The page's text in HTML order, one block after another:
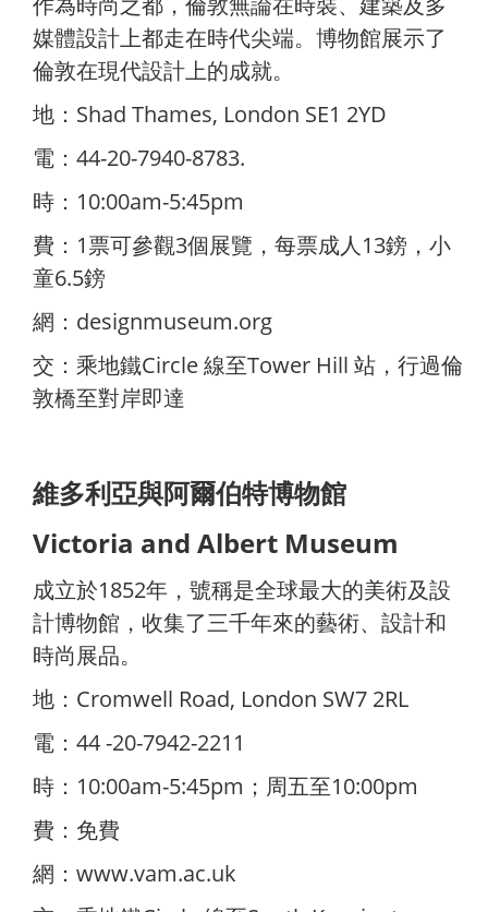
媒體設計上都走在時代尖端。博物館展示了
倫敦在現代設計上的成就。
地：Shad Thames, London SE1 2YD
電：44-20-7940-8783.
時：10:00am-5:45pm
費：1票可參觀3個展覽，每票成人13鎊，小
童6.5鎊
網： designmuseum.org
交：乘地鐵Circle 線至Tower Hill 站，行過倫
敦橋至對岸即達
維多利亞與阿爾伯特博物館
Victoria and Albert Museum
成立於1852年，號稱是全球最大的美術及設
計博物館，收集了三千年來的藝術、設計和
時尚展品。
地：Cromwell Road, London SW7 2RL
電：44 -20-7942-2211
時：10:00am-5:45pm；周五至10:00pm
費：免費
網： www.vam.ac.uk